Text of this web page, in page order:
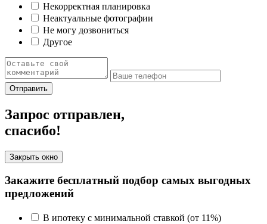
Некорректная планировка
Неактуальные фотографии
Не могу дозвониться
Другое
Отправить
Запрос отправлен,
спасибо!
Закрыть окно
Закажите бесплатный подбор самых выгодных
предложений
В ипотеку с минимальной ставкой (от 11%)